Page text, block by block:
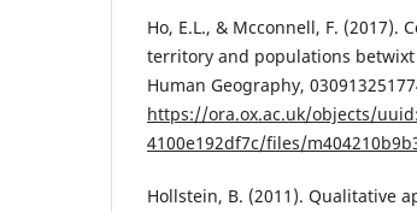
Ho, E.L., & Mcconnell, F. (2017).
territory and populations
Human Geography,
https://ora.ox.ac.uk/objects/
4100e192df7c/files/
Hollstein, B. (2011). Qualitative